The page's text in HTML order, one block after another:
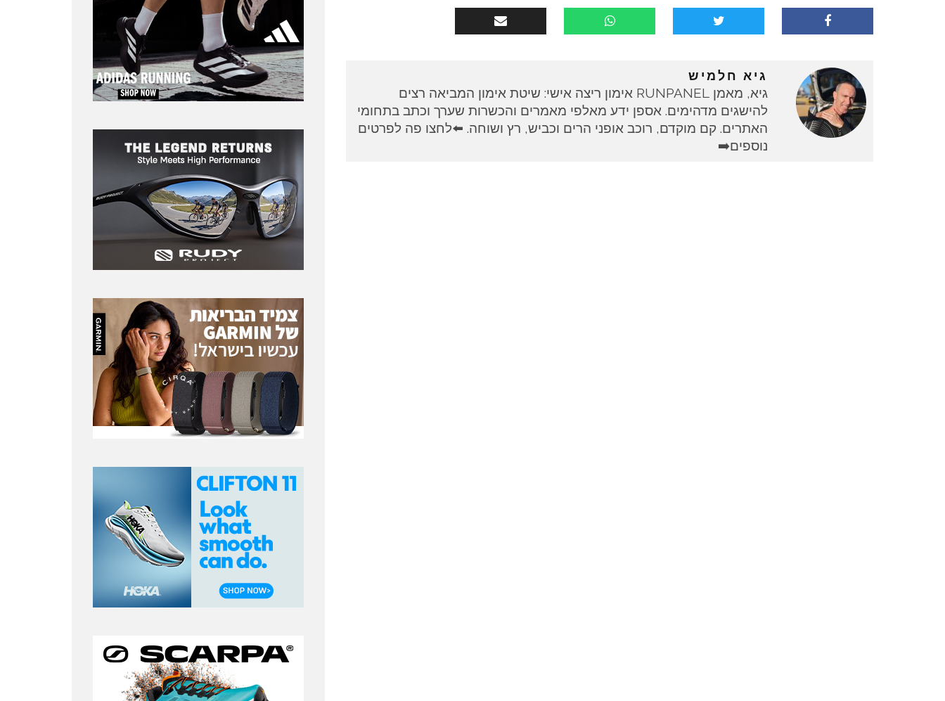
גיא חלמיש
גיא, מאמן RUNPANEL אימון ריצה אישי: שיטת אימון המביאה רצים
להישגים מדהימים. אספן ידע מאלפי מאמרים והכשרות שערך וכתב בתחומי
האתרים. קם מוקדם, רוכב אופני הרים וכביש, רץ ושוחה. ⬅️לחצו פה לפרטים
נוספים➡️